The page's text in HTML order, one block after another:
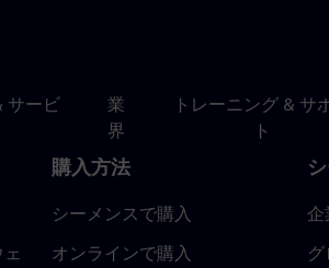
サービ
業
界
トレーニング & サ
ト
購入方法
シーメンスで購入
オンラインで購入
企